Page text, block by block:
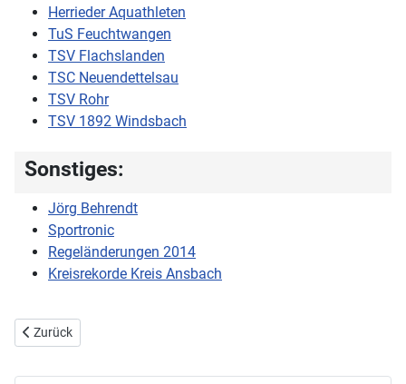
Herrieder Aquathleten
TuS Feuchtwangen
TSV Flachslanden
TSC Neuendettelsau
TSV Rohr
TSV 1892 Windsbach
Sonstiges:
Jörg Behrendt
Sportronic
Regeländerungen 2014
Kreisrekorde Kreis Ansbach
Vorheriger Beitrag: Trainingszeiten
Zurück